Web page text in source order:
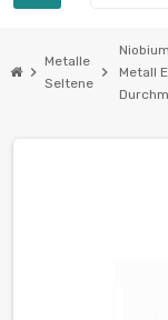
chevron_right
Metalle
Seltene
chevron_right
Metall